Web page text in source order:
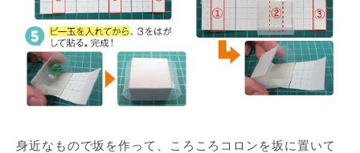
身近なもので坂を作って、ころころコロンを坂に置いて